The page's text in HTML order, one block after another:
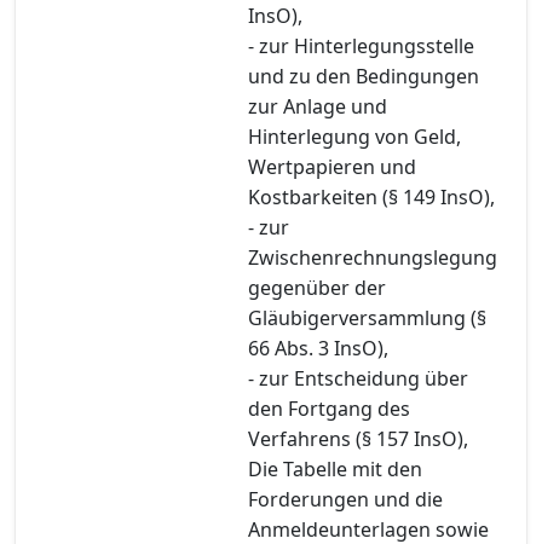
InsO),
- zur Hinterlegungsstelle
und zu den Bedingungen
zur Anlage und
Hinterlegung von Geld,
Wertpapieren und
Kostbarkeiten (§ 149 InsO),
- zur
Zwischenrechnungslegung
gegenüber der
Gläubigerversammlung (§
66 Abs. 3 InsO),
- zur Entscheidung über
den Fortgang des
Verfahrens (§ 157 InsO),
Die Tabelle mit den
Forderungen und die
Anmeldeunterlagen sowie